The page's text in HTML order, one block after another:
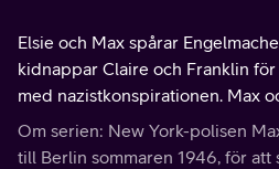
Elsie och Max spårar
kidnappar Claire och Franklin
med nazistkonspirationen. Max
varandra en sista gång.
Om serien: New York-polisen
till Berlin sommaren 1946, för att